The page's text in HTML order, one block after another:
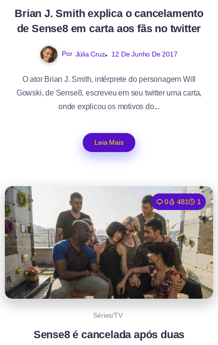
Brian J. Smith explica o cancelamento
de Sense8 em carta aos fãs no twitter
Por Júlia Cruz 12 De Junho De 2017
O ator Brian J. Smith, intérprete do personagem Will
Gowski, de Sense8, escreveu em seu twitter uma carta,
onde explicou os motivos do...
Leia Mais
0 481 1
Séries/TV
Sense8 é cancelada após duas